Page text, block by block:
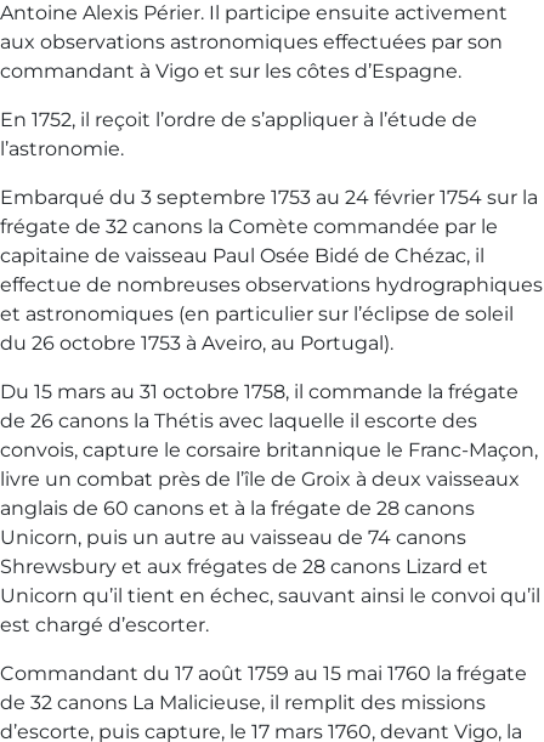
Antoine Alexis Périer. Il participe ensuite activement
aux observations astronomiques effectuées par son
commandant à Vigo et sur les côtes d’Espagne.
En 1752, il reçoit l’ordre de s’appliquer à l’étude de
l’astronomie.
Embarqué du 3 septembre 1753 au 24 février 1754 sur la
frégate de 32 canons la Comète commandée par le
capitaine de vaisseau Paul Osée Bidé de Chézac, il
effectue de nombreuses observations hydrographiques
et astronomiques (en particulier sur l’éclipse de soleil
du 26 octobre 1753 à Aveiro, au Portugal).
Du 15 mars au 31 octobre 1758, il commande la frégate
de 26 canons la Thétis avec laquelle il escorte des
convois, capture le corsaire britannique le Franc-Maçon,
livre un combat près de l’île de Groix à deux vaisseaux
anglais de 60 canons et à la frégate de 28 canons
Unicorn, puis un autre au vaisseau de 74 canons
Shrewsbury et aux frégates de 28 canons Lizard et
Unicorn qu’il tient en échec, sauvant ainsi le convoi qu’il
est chargé d’escorter.
Commandant du 17 août 1759 au 15 mai 1760 la frégate
de 32 canons La Malicieuse, il remplit des missions
d’escorte, puis capture, le 17 mars 1760, devant Vigo, la